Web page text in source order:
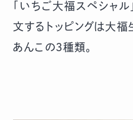
「いちご大福スペシャ
文するトッピングは大福
あんこの3種類。